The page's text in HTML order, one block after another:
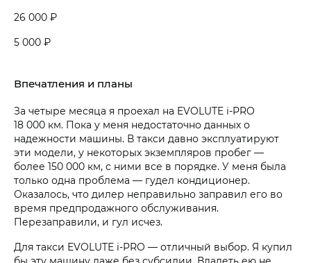
26 000 ₽
5 000 ₽
Впечатления и планы
За четыре месяца я проехал на EVOLUTE i‑PRO
18 000 км. Пока у меня недостаточно данных о
надежности машины. В такси давно эксплуатируют
эти модели, у некоторых экземпляров пробег —
более 150 000 км, с ними все в порядке. У меня была
только одна проблема — гудел кондиционер.
Оказалось, что дилер неправильно заправил его во
время предпродажного обслуживания.
Перезаправили, и гул исчез.
Для такси EVOLUTE i‑PRO — отличный выбор. Я купил